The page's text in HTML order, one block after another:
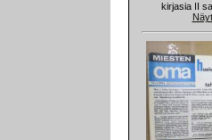
kirjasia II